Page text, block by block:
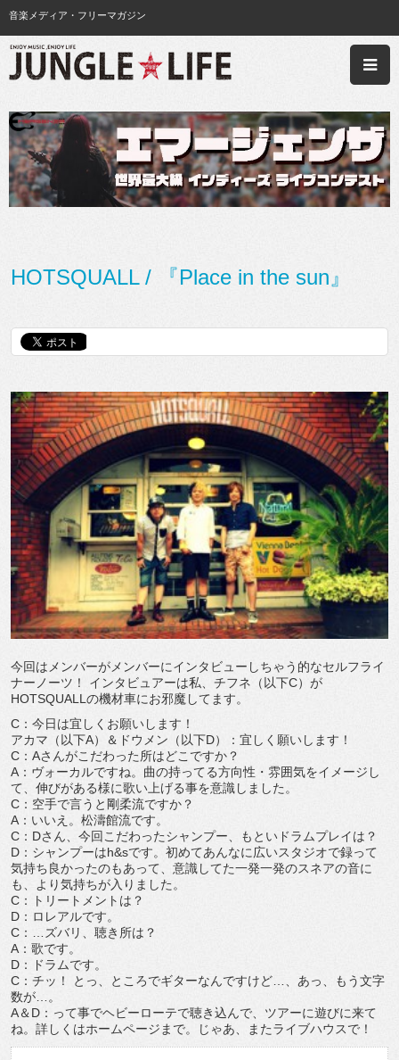
音楽メディア・フリーマガジン
HOTSQUALL / 『Place in the sun』
今回はメンバーがメンバーにインタビューしちゃう的なセルフライ
ナーノーツ！ インタビュアーは私、チフネ（以下C）が
HOTSQUALLの機材車にお邪魔してます。
C：今日は宜しくお願いします！
アカマ（以下A）＆ドウメン（以下D）：宜しく願いします！
C：Aさんがこだわった所はどこですか？
A：ヴォーカルですね。曲の持ってる方向性・雰囲気をイメージし
て、伸びがある様に歌い上げる事を意識しました。
C：空手で言うと剛柔流ですか？
A：いいえ。松濤館流です。
C：Dさん、今回こだわったシャンプー、もといドラムプレイは？
D：シャンプーはh&sです。初めてあんなに広いスタジオで録って
気持ち良かったのもあって、意識してた一発一発のスネアの音に
も、より気持ちが入りました。
C：トリートメントは？
D：ロレアルです。
C：…ズバリ、聴き所は？
A：歌です。
D：ドラムです。
C：チッ！ とっ、ところでギターなんですけど…、あっ、もう文字
数が…。
A＆D：って事でヘビーローテで聴き込んで、ツアーに遊びに来て
ね。詳しくはホームページまで。じゃあ、またライブハウスで！